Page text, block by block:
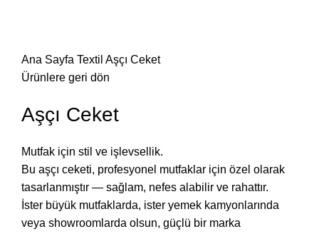
Ana Sayfa Textil Aşçı Ceket
Ürünlere geri dön
Aşçı Ceket
Mutfak için stil ve işlevsellik.
Bu aşçı ceketi, profesyonel mutfaklar için özel olarak
tasarlanmıştır — sağlam, nefes alabilir ve rahattır.
İster büyük mutfaklarda, ister yemek kamyonlarında
veya showroomlarda olsun, güçlü bir marka